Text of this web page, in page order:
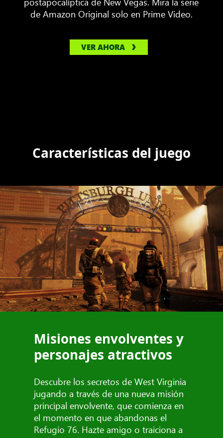
de Amazon Original solo en Prime Video.
VER AHORA
Características del juego
Misiones envolventes y
personajes atractivos
Descubre los secretos de West Virginia
jugando a través de una nueva misión
principal envolvente, que comienza en
el momento en que abandonas el
Refugio 76. Hazte amigo o traiciona a